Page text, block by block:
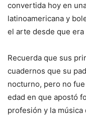
convertida hoy en
latinoamericana y
el arte desde que era
Recuerda que sus
cuadernos que su
nocturno, pero no
edad en que apostó
profesión y la